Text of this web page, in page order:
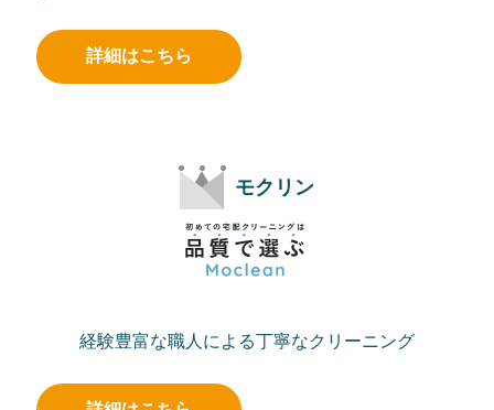
詳細はこちら
モクリン
経験豊富な職人による丁寧なクリーニング